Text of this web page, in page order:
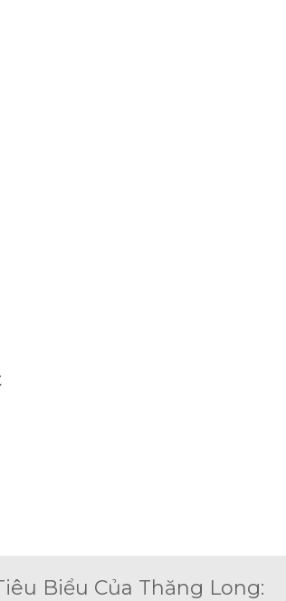
Biểu Của Thăng Long: